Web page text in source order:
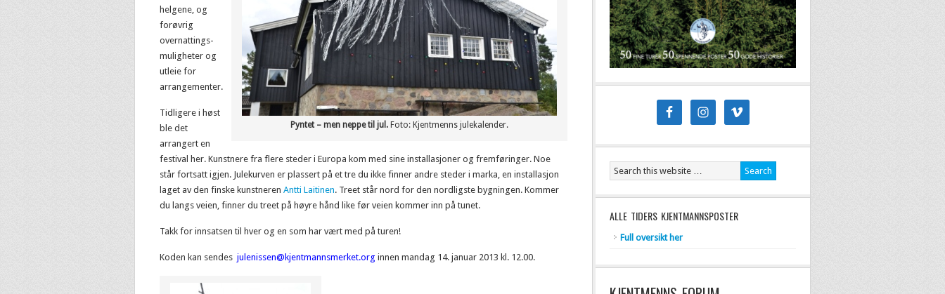
Pyntet – men neppe til jul. Foto: Kjentmenns julekalender.
helgene, og
forøvrig
overnattings-
muligheter og
utleie for
arrangementer.
Tidligere i høst
ble det
arrangert en
festival her. Kunstnere fra flere steder i Europa kom med sine installasjoner og fremføringer. Noe
står fortsatt igjen. Julekurven er plassert på et tre du ikke finner andre steder i marka, en installasjon
laget av den finske kunstneren Antti Laitinen. Treet står nord for den nordligste bygningen. Kommer
du langs veien, finner du treet på høyre hånd like før veien kommer inn på tunet.
Takk for innsatsen til hver og en som har vært med på turen!
Koden kan sendes julenissen@kjentmannsmerket.org innen mandag 14. januar 2013 kl. 12.00.
ALLE TIDERS KJENTMANNSPOSTER
Full oversikt her